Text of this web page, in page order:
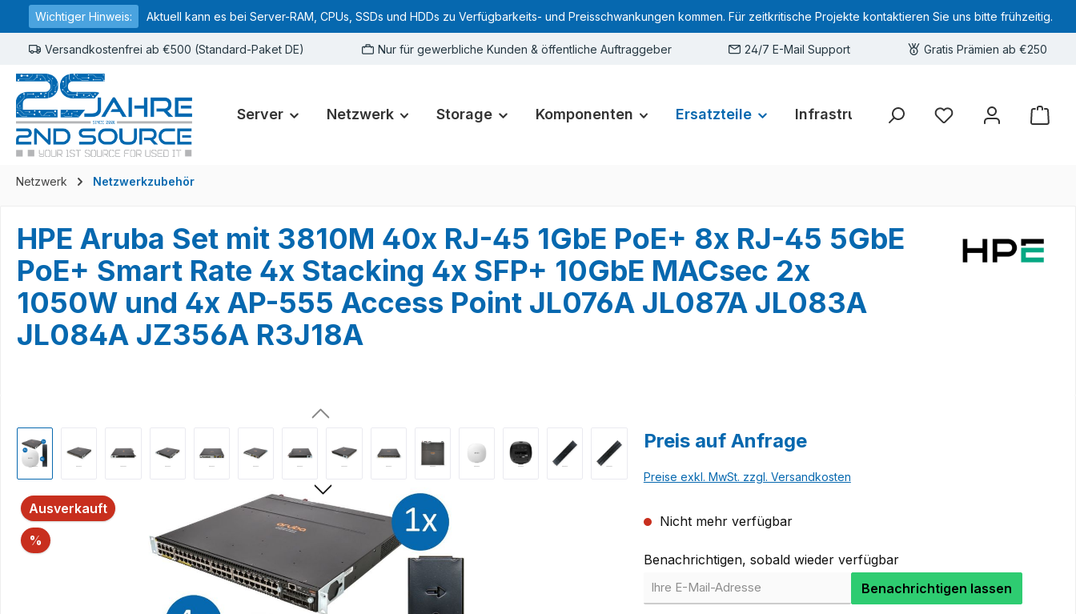
Zur Hauptnavigation springen
Wichtiger Hinweis: Aktuell kann es bei Server-RAM, CPUs, SSDs und HDDs zu Verfügbarkeits- und Preisschwankungen kommen. Für zeitkritische Projekte kontaktieren Sie uns bitte frühzeitig.
Versandkostenfrei ab €500 (Standard-Paket DE) Nur für gewerbliche Kunden & öffentliche Auftraggeber 24/7 E-Mail Support Gratis Prämien ab €250
Server Netzwerk Storage Komponenten Ersatzteile Infrastruktur Hardware-Deals
Sie haben 0 Produkte
Netzwerk Netzwerkzubehör
HPE Aruba Set mit 3810M 40x RJ-45 1GbE PoE+ 8x RJ-45 5GbE
PoE+ Smart Rate 4x Stacking 4x SFP+ 10GbE MACsec 2x
1050W und 4x AP-555 Access Point JL076A JL087A JL083A
JL084A JZ356A R3J18A
Bildergalerie überspringen
Ausverkauft
% Rabatt
Preis auf Anfrage
Preise exkl. MwSt. zzgl. Versandkosten
Nicht mehr verfügbar
Benachrichtigen, sobald wieder verfügbar
Benachrichtigen lassen